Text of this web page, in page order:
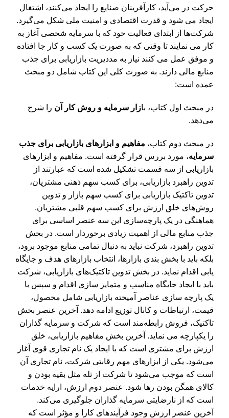
حرکت در می‌آید، کارآفرینان صنایع را ایجاد می‌کنند، اشتغال
ایجاد می شود و قدرت اقتصادی و امنیت ملی شکل می‌گیرد.
شرکت‌ها از ابتدای فعالیت خود که با سرمایه شخصی آغاز به
کار می نمایند تا وقتی که به صورت یک کسب و کار جا افتاده
و موفق عمل می کنند نیاز به مددیریت بازاریابی برای جذب
منابع مالی دارند. به صورت کلی این کتاب شامل دو مبحث
عمده است:
در مبحث اول کتاب، بازار سرمایه و روش کار آن را شرح
می‌دهد.
در مبحث دوم کتاب، مفاهیم و ابزارهای بازاریابی برای جذب
سرمایه، مورد بررس قرار گرفته است. مفاهیم و ابزارهای
بازاریابی از سه قسمت تشکیل شده است که عبارتند از
تدوین راهبرد بازاریابی، برای کسب سهم ذهنی مشتریان،
تدوین تاکتیک بازاریابی برای کسب سهم بازار و تدوین
روش‌های خلق ارزش برای کسب سهم قلبی مشتریان.
هماهنگی در یک پارچه‌سازی این سه عنصر اساسی برای
جذب منابع مالی از اهمیت زیادی برخوردار است. در بخش
تدوین راهبرد، شرکت نباید به دنبال تمامی منابع موجود برود،
بلکه باید با بخش بندی بازارها، انتخاب بازارهای هدف و جایگاه
یابی اقدام نماید. در بخش تدوین تاکتیک‌های بازاریابی، شرکت
باید با ایجاد جایگاه مناسب و متمایز سازی اقدام و سپس با
یک پارچه سازی عناصر آمیخته بازاریابی شامل محصول،
قیمت، ارتباطات و کانال توزیع ادامه دهد. آخرین عنصر بخش
تاکتیک، فروش رابطه‌مند است که شرکت و سرمایه گذاران
را یکپارچه می نماید. آخرین بخش مفاهیم بازاریابی، خلق
ارزش برای مشتری است که با ایجاد یک نام تجاری قوی آغاز
می‌شود. یکی از ابزارهای مهم رقابتی شرکت، نام تجاری آن
است که موجب می‌شود تا شرکت از تله مثل بقیه بودن و
کالای همگن بودن رها شود. عنصر دوم ارزش، ارایه خدمات
است که از نارضایتی سرمایه گذاران جلوگیری می‌کند.
آخرین عنصر ارزش وجود فرآیندهای کارا و مؤثر است که